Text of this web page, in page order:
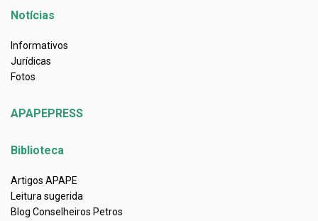
Notícias
Informativos
Jurídicas
Fotos
APAPEPRESS
Biblioteca
Artigos APAPE
Leitura sugerida
Blog Conselheiros Petros